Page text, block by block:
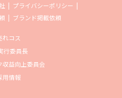
プライバシーポリシー
ブランド掲載依頼
れコス
行委員長
収益向上委員会
用情報